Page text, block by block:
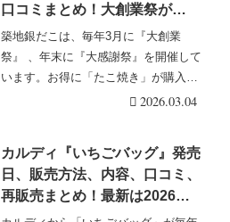
口コミまとめ！大創業祭が
2026年3月4日から開催！
築地銀だこは、毎年3月に『大創業
祭』 、年末に『大感謝祭』を開催して
います。お得に「たこ焼き」が購入で
きるチャンスでオス・・・続きを読む
2026.03.04
カルディ『いちごバッグ』発売
日、販売方法、内容、口コミ、
再販売まとめ！最新は2026
年！ポーチ、お酒のセットで♡